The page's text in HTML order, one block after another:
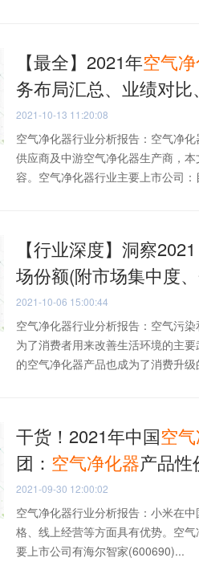
【最全】2021年空气
务布局汇总、业绩对
2021-10-13 11:20:08
空气净化器行业分析报告：空气净
供应商及中游空气净化器生产商，
容。空气净化器行业主要上市公司
【行业深度】洞察
场份额(附市场集中度
2021-10-06 15:00:44
空气净化器行业分析报告：空气污
为了消费者用来改善生活环境的主
的空气净化器产品也成为了消费升
干货！2021年中国空
团： 空气净化器产品
2021-09-30 12:00:02
空气净化器行业分析报告：小米在
格、线上经营等方面具有优势。空
要上市公司有海尔智家(600690)...